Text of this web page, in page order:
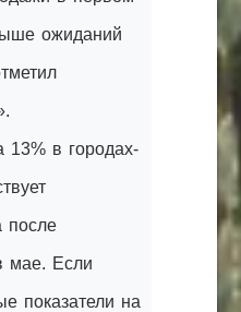
ожиданий
13% в городах-
после
мае. Если
показатели на